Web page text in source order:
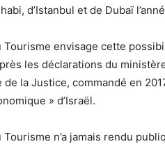
d’Istanbul et de Dubaï
Tourisme envisage cette
les déclarations du
de la Justice, commandé en
» d’Israël.
n’a jamais rendu